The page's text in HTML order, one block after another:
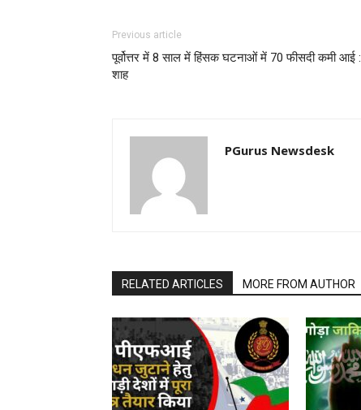
Previous article
पूर्वोत्तर में 8 साल में हिंसक घटनाओं में 70 फीसदी कमी आई :
शाह
PGurus Newsdesk
RELATED ARTICLES MORE FROM AUTHOR